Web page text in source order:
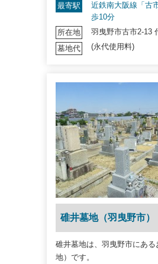
最寄駅
近鉄南大阪線「古
歩10分
所在地
羽曳野市古市2-13
墓地代
(永代使用料)
碓井墓地（羽曳野市）
碓井墓地は、羽曳野市にある
地）です。